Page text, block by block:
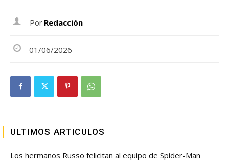
Por Redacción
01/06/2026
ULTIMOS ARTICULOS
Los hermanos Russo felicitan al equipo de Spider-Man